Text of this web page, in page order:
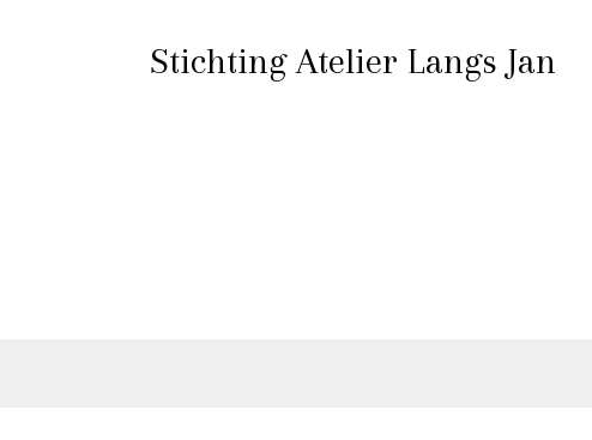
Stichting Atelier Langs Jan